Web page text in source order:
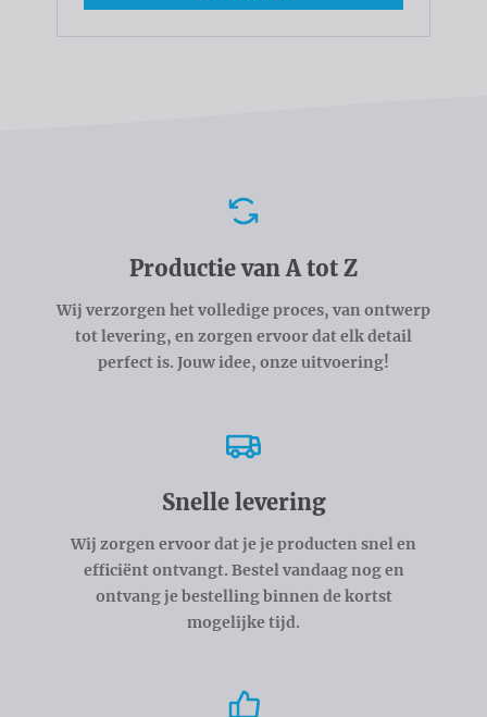
Productie van A tot Z
Wij verzorgen het volledige proces, van ontwerp
tot levering, en zorgen ervoor dat elk detail
perfect is. Jouw idee, onze uitvoering!
Snelle levering
Wij zorgen ervoor dat je je producten snel en
efficiënt ontvangt. Bestel vandaag nog en
ontvang je bestelling binnen de kortst
mogelijke tijd.